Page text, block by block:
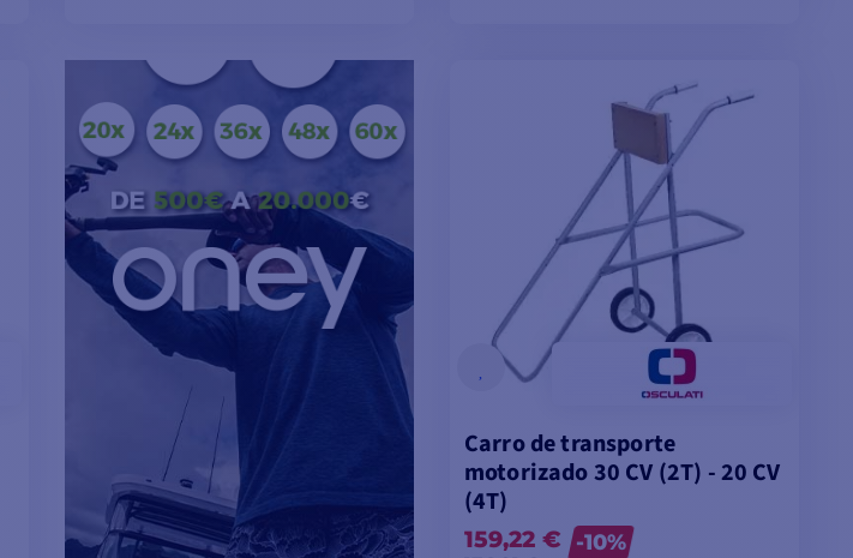
VER MODELOS
Carro de transporte
motorizado 30 CV (2T) - 20 CV
(4T)
159,22 € -10%